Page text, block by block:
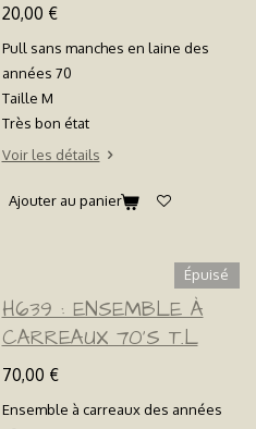
20,00 €
Pull sans manches en laine des
années 70
Taille M
Très bon état
Voir les détails
Ajouter au panier
Épuisé
H639 : ENSEMBLE À
CARREAUX 70'S T.L
70,00 €
Ensemble à carreaux des années